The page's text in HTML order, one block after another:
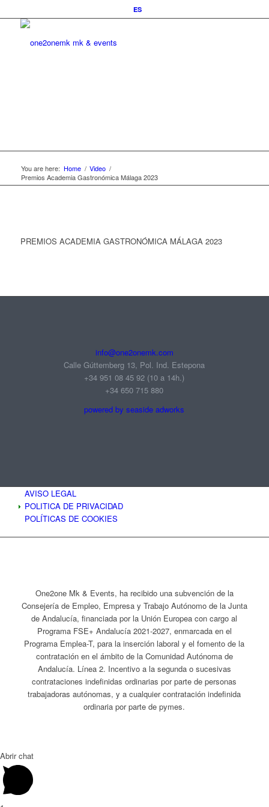
ES
You are here: Home / Video /
Premios Academia Gastronómica Málaga 2023
PREMIOS ACADEMIA GASTRONÓMICA MÁLAGA 2023
info@one2onemk.com
Calle Gúttemberg 13, Pol. Ind. Estepona
+34 951 08 45 92‬ (10 a 14h.)
+34 650 715 880
powered by seaside adworks
AVISO LEGAL
POLITICA DE PRIVACIDAD
POLÍTICAS DE COOKIES
One2one Mk & Events, ha recibido una subvención de la
Consejería de Empleo, Empresa y Trabajo Autónomo de la Junta
de Andalucía, financiada por la Unión Europea con cargo al
Programa FSE+ Andalucía 2021-2027, enmarcada en el
Programa Emplea-T, para la inserción laboral y el fomento de la
contratación en el ámbito de la Comunidad Autónoma de
Andalucía. Línea 2. Incentivo a la segunda o sucesivas
contrataciones indefinidas ordinarias por parte de personas
trabajadoras autónomas, y a cualquier contratación indefinida
ordinaria por parte de pymes.
Abrir chat